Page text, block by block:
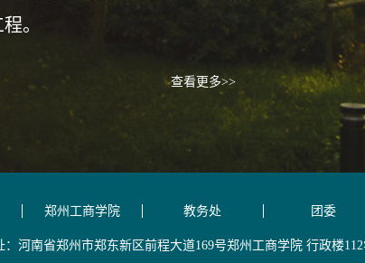
。
查看更多>>
郑州工商学院 教务处 团委
：河南省郑州市郑东新区前程大道169号郑州工商学院 行政楼